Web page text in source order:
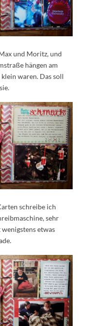
und Moritz, und
hängen am
waren. Das soll
schreibe ich
sehr
etwas